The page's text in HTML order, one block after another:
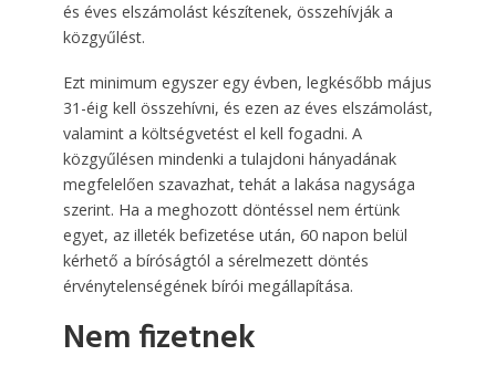
és éves elszámolást készítenek, összehívják a
közgyűlést.
Ezt minimum egyszer egy évben, legkésőbb május
31-éig kell összehívni, és ezen az éves elszámolást,
valamint a költségvetést el kell fogadni. A
közgyűlésen mindenki a tulajdoni hányadának
megfelelően szavazhat, tehát a lakása nagysága
szerint. Ha a meghozott döntéssel nem értünk
egyet, az illeték befizetése után, 60 napon belül
kérhető a bíróságtól a sérelmezett döntés
érvénytelenségének bírói megállapítása.
Nem fizetnek